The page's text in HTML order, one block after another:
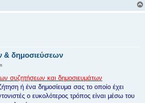
& δημοσιεύσεων
συζητήσεων και δημοσιευμάτων
ή ένα δημοσίευμα σας το οποίο έχει
ο ευκολότερος τρόπος είναι μέσω του